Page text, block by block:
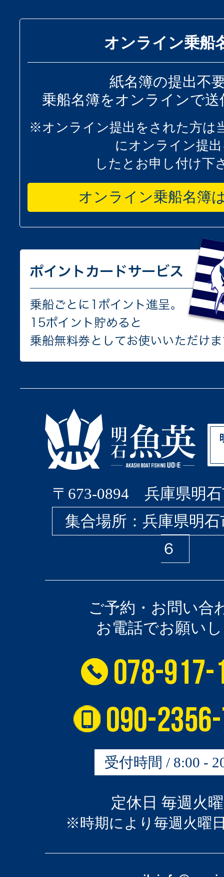
オンライン乗船
紙名簿の提出不
乗船名簿をオンラインで
※オンライン提出をされた方は
にオンライン提
したとお申し付け下
オンライン乗船名簿
〒673-0894 兵庫県明石
集合場所：兵庫県明
６
ご予約・お問い合
お電話でお願い
受付時間 / 8:00 -
定休日 毎週火
※時期により毎週火曜